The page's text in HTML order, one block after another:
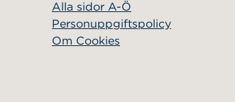
Alla sidor A-Ö
Personuppgiftspolicy
Om Cookies